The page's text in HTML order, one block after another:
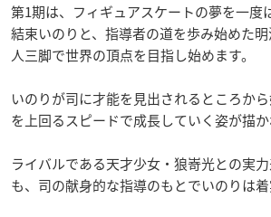
第1期は、フィギュアスケートの夢を一度
結束いのりと、指導者の道を歩み始めた
人三脚で世界の頂点を目指し始めます。
いのりが司に才能を見出されるところか
を上回るスピードで成長していく姿が描か
ライバルである天才少女・狼嵜光との実
も、司の献身的な指導のもとでいのりは着